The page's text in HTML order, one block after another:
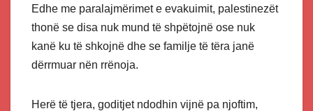
Edhe me paralajmërimet e evakuimit, palestinezët
thonë se disa nuk mund të shpëtojnë ose nuk
kanë ku të shkojnë dhe se familje të tëra janë
dërrmuar nën rrënoja.
Herë të tjera, goditjet ndodhin vijnë pa njoftim,